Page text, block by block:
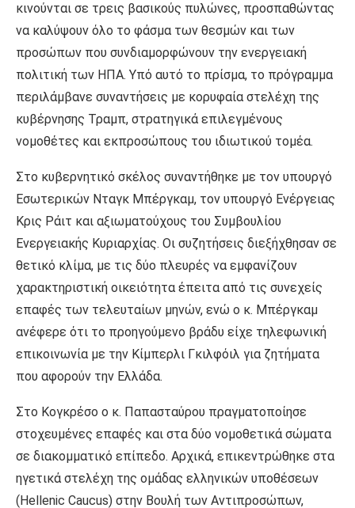
κινούνται σε τρεις βασικούς πυλώνες, προσπαθώντας
να καλύψουν όλο το φάσμα των θεσμών και των
προσώπων που συνδιαμορφώνουν την ενεργειακή
πολιτική των ΗΠΑ. Υπό αυτό το πρίσμα, το πρόγραμμα
περιλάμβανε συναντήσεις με κορυφαία στελέχη της
κυβέρνησης Τραμπ, στρατηγικά επιλεγμένους
νομοθέτες και εκπροσώπους του ιδιωτικού τομέα.
Στο κυβερνητικό σκέλος συναντήθηκε με τον υπουργό
Εσωτερικών Νταγκ Μπέργκαμ, τον υπουργό Ενέργειας
Κρις Ράιτ και αξιωματούχους του Συμβουλίου
Ενεργειακής Κυριαρχίας. Οι συζητήσεις διεξήχθησαν σε
θετικό κλίμα, με τις δύο πλευρές να εμφανίζουν
χαρακτηριστική οικειότητα έπειτα από τις συνεχείς
επαφές των τελευταίων μηνών, ενώ ο κ. Μπέργκαμ
ανέφερε ότι το προηγούμενο βράδυ είχε τηλεφωνική
επικοινωνία με την Κίμπερλι Γκιλφόιλ για ζητήματα
που αφορούν την Ελλάδα.
Στο Κογκρέσο ο κ. Παπασταύρου πραγματοποίησε
στοχευμένες επαφές και στα δύο νομοθετικά σώματα
σε διακομματικό επίπεδο. Αρχικά, επικεντρώθηκε στα
ηγετικά στελέχη της ομάδας ελληνικών υποθέσεων
(Hellenic Caucus) στην Βουλή των Αντιπροσώπων,